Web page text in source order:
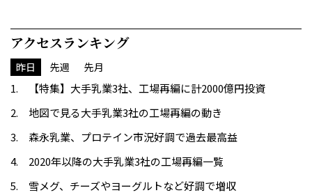
アクセスランキング
昨日 先週 先月
【特集】大手乳業3社、工場再編に計2000億円投資
地図で見る大手乳業3社の工場再編の動き
森永乳業、プロテイン市況好調で過去最高益
2020年以降の大手乳業3社の工場再編一覧
雪メグ、チーズやヨーグルトなど好調で増収